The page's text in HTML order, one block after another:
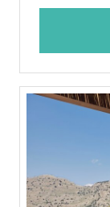
Heizung:
Safe
Kaffee-/
Minibar
Telefon,
Dusche,
Balkon